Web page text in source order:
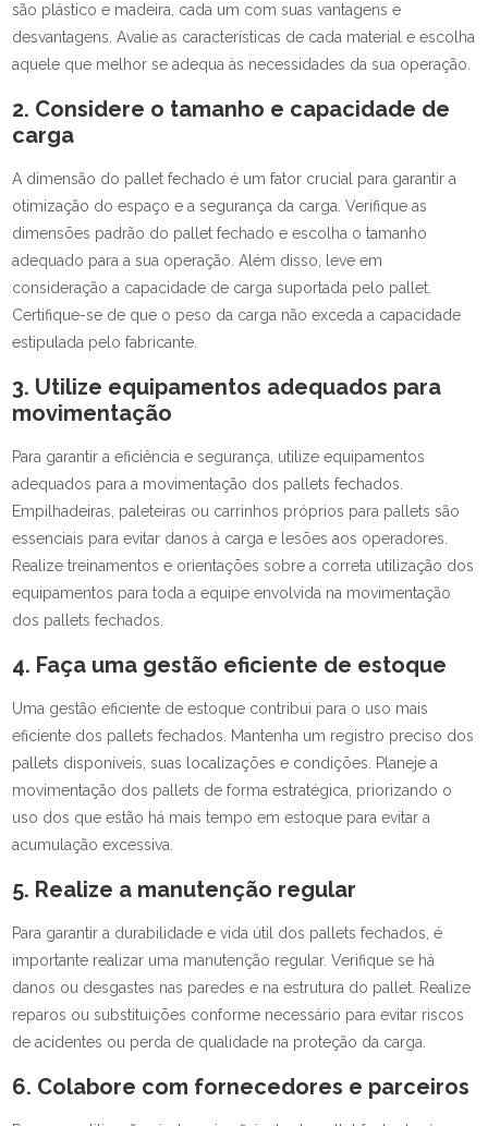
são plástico e madeira, cada um com suas vantagens e
desvantagens. Avalie as características de cada material e escolha
aquele que melhor se adequa às necessidades da sua operação.
2. Considere o tamanho e capacidade de
carga
A dimensão do pallet fechado é um fator crucial para garantir a
otimização do espaço e a segurança da carga. Verifique as
dimensões padrão do pallet fechado e escolha o tamanho
adequado para a sua operação. Além disso, leve em
consideração a capacidade de carga suportada pelo pallet.
Certifique-se de que o peso da carga não exceda a capacidade
estipulada pelo fabricante.
3. Utilize equipamentos adequados para
movimentação
Para garantir a eficiência e segurança, utilize equipamentos
adequados para a movimentação dos pallets fechados.
Empilhadeiras, paleteiras ou carrinhos próprios para pallets são
essenciais para evitar danos à carga e lesões aos operadores.
Realize treinamentos e orientações sobre a correta utilização dos
equipamentos para toda a equipe envolvida na movimentação
dos pallets fechados.
4. Faça uma gestão eficiente de estoque
Uma gestão eficiente de estoque contribui para o uso mais
eficiente dos pallets fechados. Mantenha um registro preciso dos
pallets disponíveis, suas localizações e condições. Planeje a
movimentação dos pallets de forma estratégica, priorizando o
uso dos que estão há mais tempo em estoque para evitar a
acumulação excessiva.
5. Realize a manutenção regular
Para garantir a durabilidade e vida útil dos pallets fechados, é
importante realizar uma manutenção regular. Verifique se há
danos ou desgastes nas paredes e na estrutura do pallet. Realize
reparos ou substituições conforme necessário para evitar riscos
de acidentes ou perda de qualidade na proteção da carga.
6. Colabore com fornecedores e parceiros